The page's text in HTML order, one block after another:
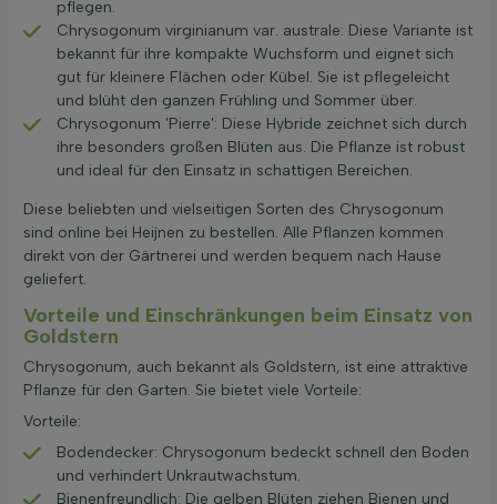
pflegen.
Chrysogonum virginianum var. australe: Diese Variante ist
bekannt für ihre kompakte Wuchsform und eignet sich
gut für kleinere Flächen oder Kübel. Sie ist pflegeleicht
und blüht den ganzen Frühling und Sommer über.
Chrysogonum 'Pierre': Diese Hybride zeichnet sich durch
ihre besonders großen Blüten aus. Die Pflanze ist robust
und ideal für den Einsatz in schattigen Bereichen.
Diese beliebten und vielseitigen Sorten des Chrysogonum
sind online bei Heijnen zu bestellen. Alle Pflanzen kommen
direkt von der Gärtnerei und werden bequem nach Hause
geliefert.
Vorteile und Einschränkungen beim Einsatz von
Goldstern
Chrysogonum, auch bekannt als Goldstern, ist eine attraktive
Pflanze für den Garten. Sie bietet viele Vorteile:
Vorteile:
Bodendecker: Chrysogonum bedeckt schnell den Boden
und verhindert Unkrautwachstum.
Bienenfreundlich: Die gelben Blüten ziehen Bienen und